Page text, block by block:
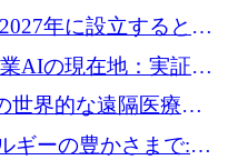
テクノロジー資金調
年に設立すると米
AIの現在地：実証と
世界的な遠隔医療プ
るために 100 万ユー
ギーの豊かさまで: